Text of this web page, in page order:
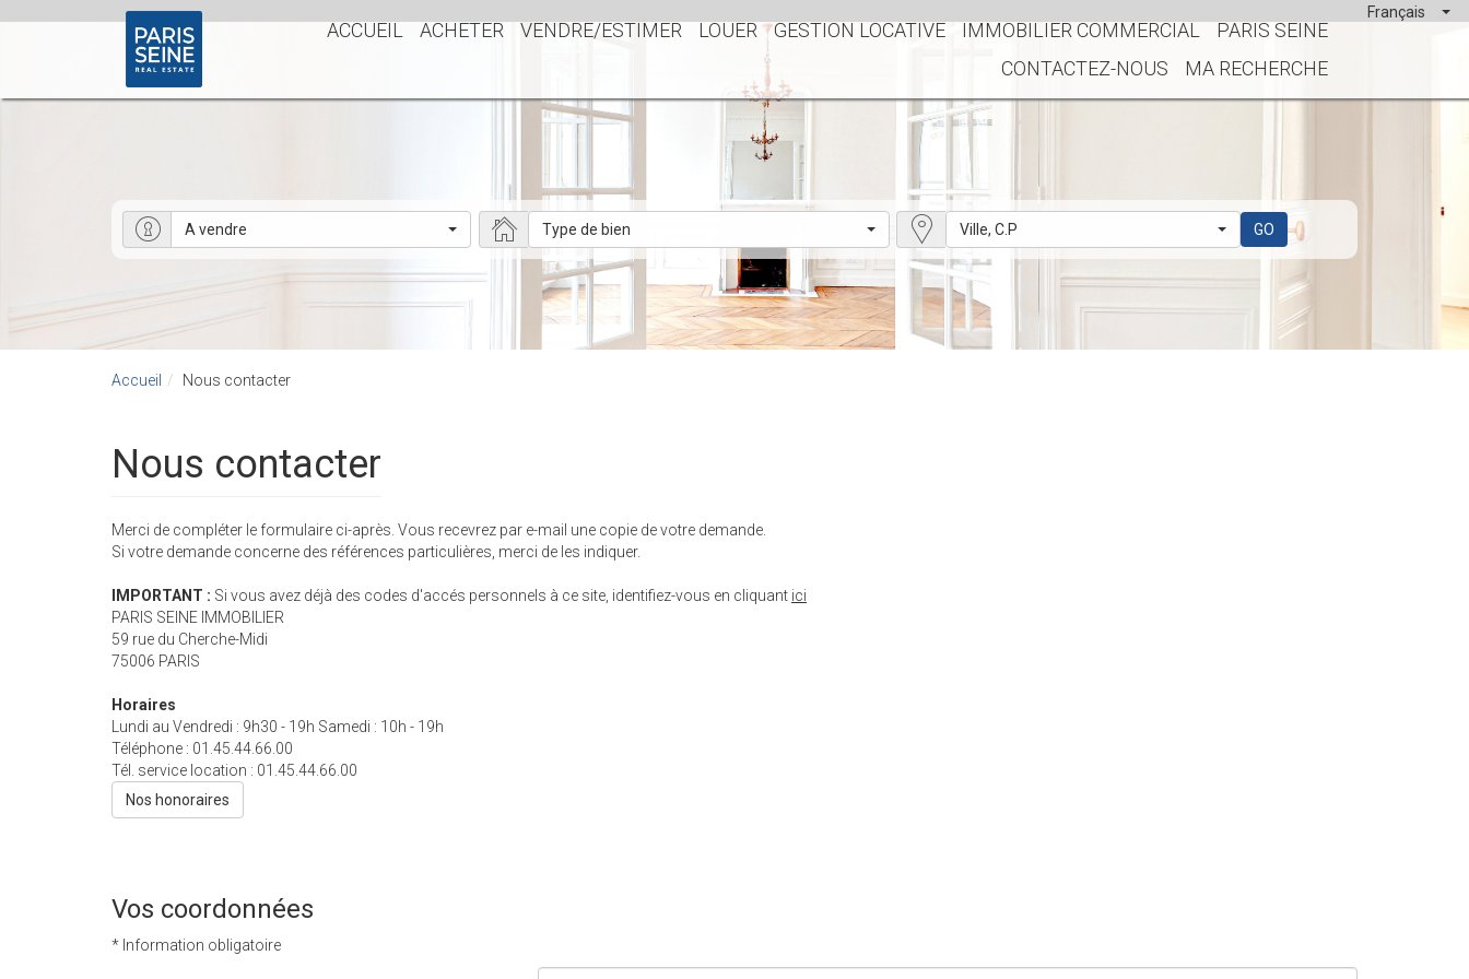
ACCUEIL ACHETER VENDRE/ESTIMER LOUER GESTION LOCATIVE IMMOBILIER COMMERCIAL
PARIS SEINE
CONTACTEZ-NOUS
MA RECHERCHE
Français
A vendre Type de bien Ville, C.P GO
Accueil Nous contacter
Nous contacter
Merci de compléter le formulaire ci-après. Vous recevrez par e-mail une copie de votre demande.
Si votre demande concerne des références particulières, merci de les indiquer.
IMPORTANT : Si vous avez déjà des codes d'accés personnels à ce site, identifiez-vous en cliquant ici
PARIS SEINE IMMOBILIER
59 rue du Cherche-Midi
75006 PARIS
Horaires
Lundi au Vendredi : 9h30 - 19h Samedi : 10h - 19h
Téléphone : 01.45.44.66.00
Tél. service location : 01.45.44.66.00
Nos honoraires
Vos coordonnées
* Information obligatoire